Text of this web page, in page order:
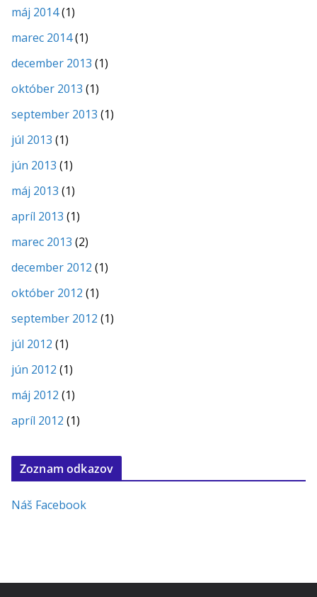
máj 2014(1)
marec 2014(1)
december 2013 (1)
október 2013 (1)
september 2013 (1)
júl 2013 (1)
jún 2013 (1)
máj 2013 (1)
apríl 2013 (1)
marec 2013 (2)
december 2012 (1)
október 2012 (1)
september 2012 (1)
júl 2012 (1)
jún 2012 (1)
máj 2012 (1)
apríl 2012 (1)
Zoznam odkazov
Náš Facebook